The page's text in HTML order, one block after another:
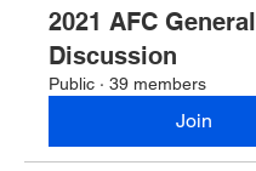
2021 AFC General
Discussion
Public · 39 members
Join